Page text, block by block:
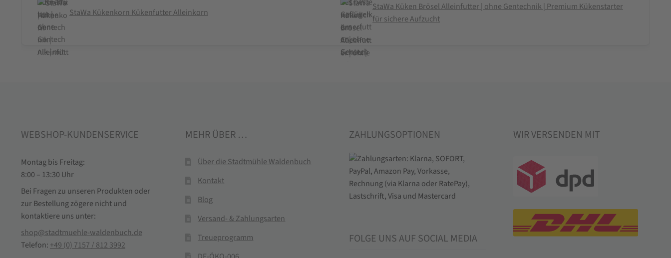
StaWa Kükenkorn Kükenfutter Alleinkorn
StaWa Küken Brösel Alleinfutter | ohne Gentechnik | Premium Kükenstarter
für sichere Aufzucht
WEBSHOP-KUNDENSERVICE
Montag bis Freitag:
8:00 – 13:30 Uhr
Bei Fragen zu unseren Produkten oder
zur Bestellung zögere nicht und
kontaktiere uns unter:
shop@stadtmuehle-waldenbuch.de
Telefon: +49 (0) 7157 / 812 3992
MEHR ÜBER …
Über die Stadtmühle Waldenbuch
Kontakt
Blog
Versand- & Zahlungsarten
Treueprogramm
ZAHLUNGSOPTIONEN
FOLGE UNS AUF SOCIAL MEDIA
WIR VERSENDEN MIT